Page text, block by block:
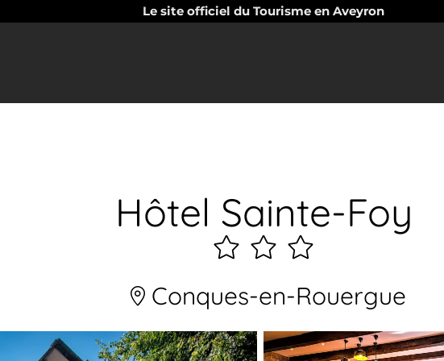
Le site officiel du Tourisme en Aveyron
Hôtel Sainte-Foy
3
étoiles
Conques-en-Rouergue